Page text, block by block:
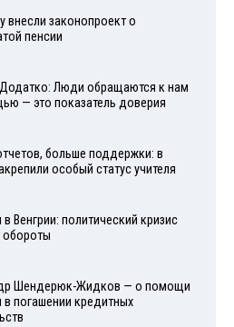
внесли законопроект о
пенсии
Люди обращаются к нам
— это показатель доверия
больше поддержки: в
особый статус учителя
в Венгрии: политический кризис
обороты
Шендерюк-Жидков — о помощи
в погашении кредитных